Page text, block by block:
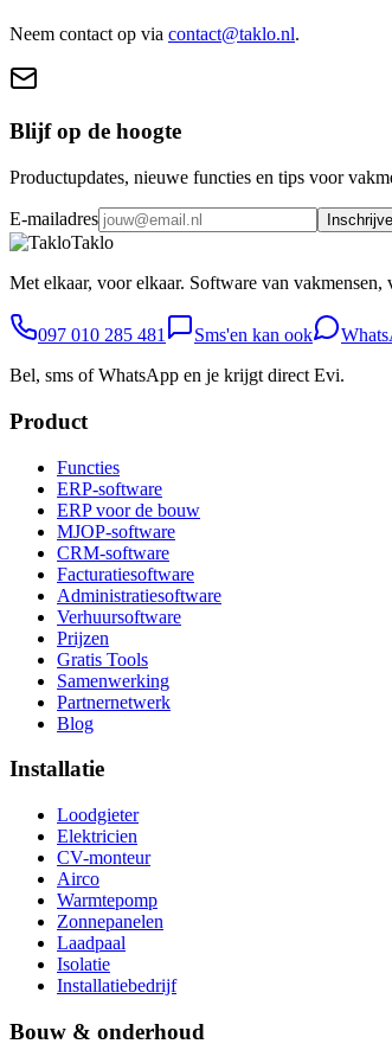
Neem contact op via contact@taklo.nl.
Blijf op de hoogte
Productupdates, nieuwe functies en tips voor
E-mailadres
Taklo
Met elkaar, voor elkaar. Software van vakmensen,
097 010 285 481 Sms'en kan ook
Bel, sms of WhatsApp en je krijgt direct Evi.
Product
Functies
ERP-software
ERP voor de bouw
MJOP-software
CRM-software
Facturatiesoftware
Administratiesoftware
Verhuursoftware
Prijzen
Gratis Tools
Samenwerking
Partnernetwerk
Blog
Installatie
Loodgieter
Elektricien
CV-monteur
Airco
Warmtepomp
Zonnepanelen
Laadpaal
Isolatie
Installatiebedrijf
Bouw & onderhoud